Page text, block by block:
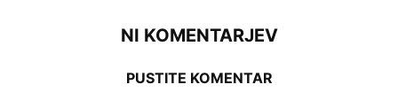
NI KOMENTARJEV
PUSTITE KOMENTAR